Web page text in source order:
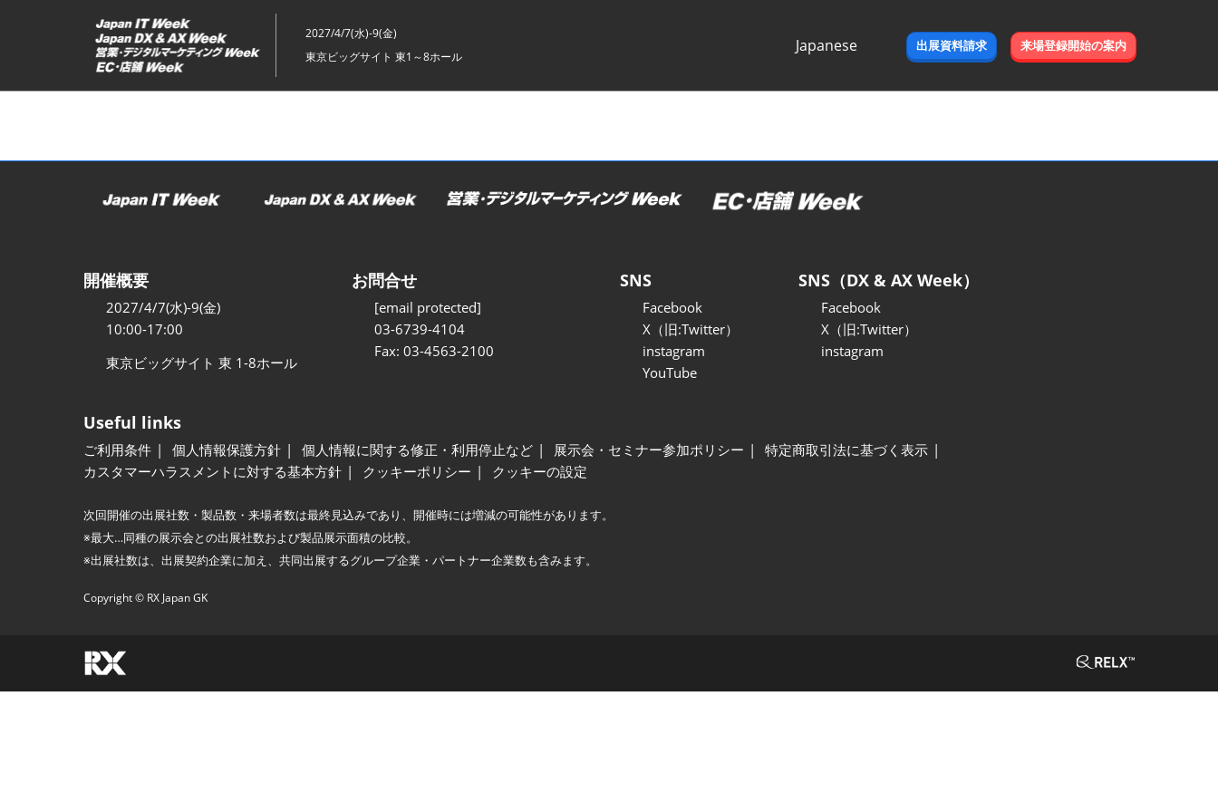
ッ
2027/4/7(水)-9(金)
東京ビッグサイト 東1～8ホール
Japanese
出展資料請求 来場登録開始の案内
開催概要
2027/4/7(水)-9(金)
10:00-17:00
東京ビッグサイト 東 1-8ホール
お問合せ
[email protected]
03-6739-4104
Fax: 03-4563-2100
SNS
Facebook
X（旧:Twitter）
instagram
YouTube
SNS（DX & AX Week）
Facebook
X（旧:Twitter）
instagram
Useful links
ご利用条件 個人情報保護方針 個人情報に関する修正・利用停止など 展示会・セミナー参加ポリシー
特定商取引法に基づく表示
カスタマーハラスメントに対する基本方針
クッキーポリシー クッキーの設定
次回開催の出展社数・製品数・来場者数は最終見込みであり、開催時には増減の可能性があります。
※最大…同種の展示会との出展社数および製品展示面積の比較。
※出展社数は、出展契約企業に加え、共同出展するグループ企業・パートナー企業数も含みます。
Copyright © RX Japan GK